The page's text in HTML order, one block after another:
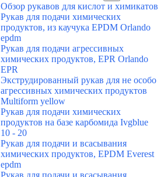
Обзор рукавов для кислот и химикатов
Рукав для подачи химических
продуктов, из каучука EPDM Orlando
epdm
Рукав для подачи агрессивных
химических продуктов, EPR Orlando
EPR
Экструдированный рукав для не особо
агрессивных химических продуктов
Multiform yellow
Рукав для подачи химических
продуктов на базе карбомида Ivgblue
10 - 20
Рукав для подачи и всасывания
химических продуктов, EPDM Everest
epdm
Рукав для подачи и всасывания